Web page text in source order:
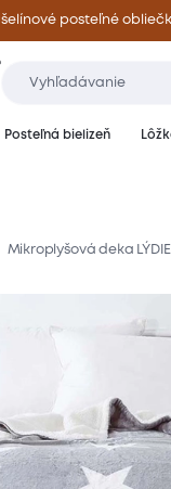
posteľné
Posteľná bielizeň
Popis
Mikroplyšová deka